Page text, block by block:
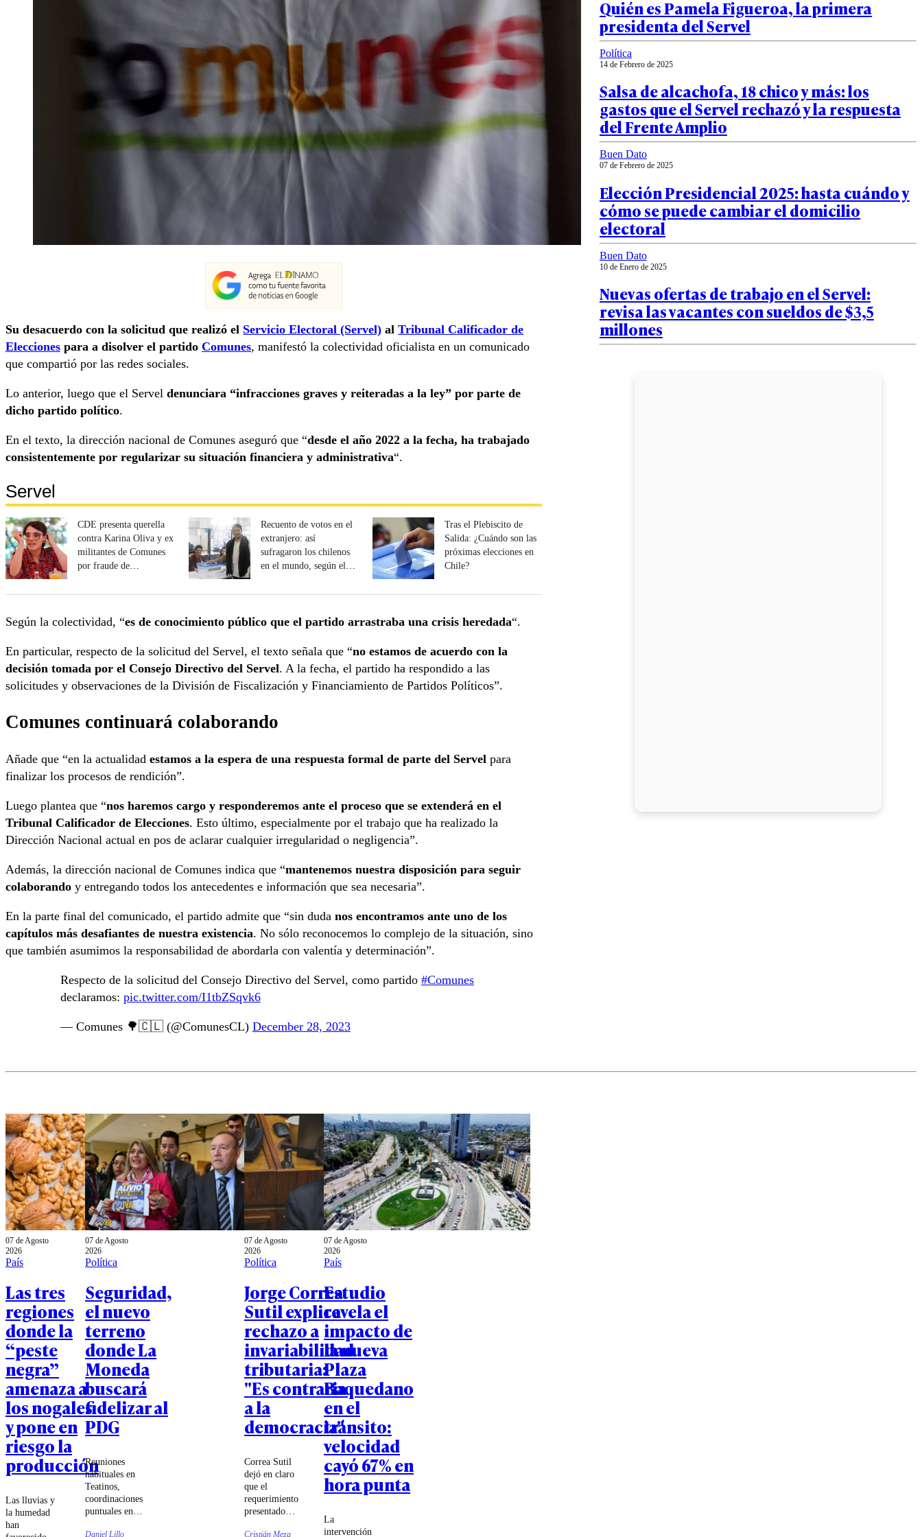
Su desacuerdo con la solicitud que realizó el Servicio Electoral (Servel) al Tribunal Calificador de
Elecciones para a disolver el partido Comunes, manifestó la colectividad oficialista en un comunicado
que compartió por las redes sociales.
Lo anterior, luego que el Servel denunciara “infracciones graves y reiteradas a la ley” por parte de
dicho partido político.
En el texto, la dirección nacional de Comunes aseguró que “desde el año 2022 a la fecha, ha trabajado
consistentemente por regularizar su situación financiera y administrativa“.
Servel
CDE presenta querella
contra Karina Oliva y ex
militantes de Comunes
por fraude de
Recuento de votos en el
extranjero: así
sufragaron los chilenos
en el mundo, según el
Tras el Plebiscito de
Salida: ¿Cuándo son las
próximas elecciones en
Chile?
Según la colectividad, “es de conocimiento público que el partido arrastraba una crisis heredada“.
En particular, respecto de la solicitud del Servel, el texto señala que “no estamos de acuerdo con la
decisión tomada por el Consejo Directivo del Servel. A la fecha, el partido ha respondido a las
solicitudes y observaciones de la División de Fiscalización y Financiamiento de Partidos Políticos”.
Comunes continuará colaborando
Añade que “en la actualidad estamos a la espera de una respuesta formal de parte del Servel para
finalizar los procesos de rendición”.
Luego plantea que “nos haremos cargo y responderemos ante el proceso que se extenderá en el
Tribunal Calificador de Elecciones. Esto último, especialmente por el trabajo que ha realizado la
Dirección Nacional actual en pos de aclarar cualquier irregularidad o negligencia”.
Además, la dirección nacional de Comunes indica que “mantenemos nuestra disposición para seguir
colaborando y entregando todos los antecedentes e información que sea necesaria”.
En la parte final del comunicado, el partido admite que “sin duda nos encontramos ante uno de los
capítulos más desafiantes de nuestra existencia. No sólo reconocemos lo complejo de la situación, sino
que también asumimos la responsabilidad de abordarla con valentía y determinación”.
Respecto de la solicitud del Consejo Directivo del Servel, como partido #Comunes
declaramos: pic.twitter.com/I1tbZSqvk6
— Comunes 🌳🇨🇱 (@ComunesCL) December 28, 2023
Quién es Pamela Figueroa, la primera
presidenta del Servel
Política
14 de Febrero de 2025
Salsa de alcachofa, 18 chico y más: los
gastos que el Servel rechazó y la respuesta
del Frente Amplio
Buen Dato
07 de Febrero de 2025
Elección Presidencial 2025: hasta cuándo y
cómo se puede cambiar el domicilio
electoral
Buen Dato
10 de Enero de 2025
Nuevas ofertas de trabajo en el Servel:
revisa las vacantes con sueldos de $3,5
millones
07 de Agosto
2026
País
Las tres
regiones
donde la
“peste
negra”
amenaza a
los nogales
y pone en
riesgo la
producción
Las lluvias y
la humedad
han
07 de Agosto
2026
Política
Seguridad,
el nuevo
terreno
donde La
Moneda
buscará
fidelizar al
PDG
Reuniones
habituales en
Teatinos,
coordinaciones
puntuales en
Daniel Lillo
07 de Agosto
2026
Política
Jorge Correa
Sutil explica
rechazo a
invariabilidad
tributaria:
"Es contraria
a la
democracia"
Correa Sutil
dejó en claro
que el
requerimiento
presentado
Cristián Meza
07 de Agosto
2026
País
Estudio
revela el
impacto de
la nueva
Plaza
Baquedano
en el
tránsito:
velocidad
cayó 67% en
hora punta
La
intervención